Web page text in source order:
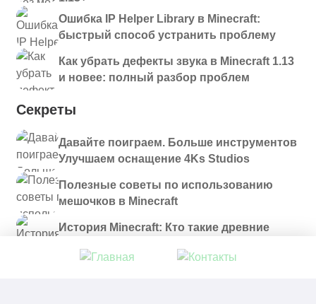
Ошибка IP Helper Library в Minecraft:
быстрый способ устранить проблему
Как убрать дефекты звука в Minecraft 1.13
и новее: полный разбор проблем
Секреты
Давайте поиграем. Больше инструментов
Улучшаем оснащение 4Ks Studios
Полезные советы по использованию
мешочков в Minecraft
История Minecraft: Кто такие древние